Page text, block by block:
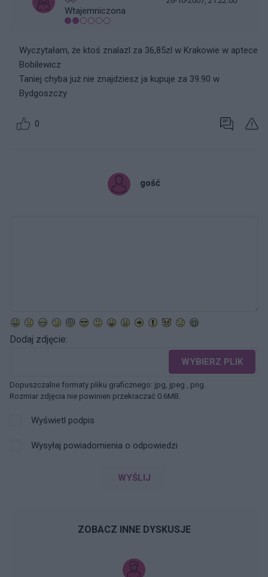
Wtajemniczona
Wyczytałam, że ktoś znalazl za 36,85zl w Krakowie w aptece
Bobilewicz
Taniej chyba już nie znajdziesz ja kupuje za 39.90 w
Bydgoszczy
0
gość
Dodaj zdjęcie:
WYBIERZ PLIK
Dopuszczalne formaty pliku graficznego: jpg, jpeg , png.
Rozmiar zdjęcia nie powinien przekraczać 0.6MB.
Wyświetl podpis
Wysyłaj powiadomienia o odpowiedzi
WYŚLIJ
ZOBACZ INNE DYSKUSJE